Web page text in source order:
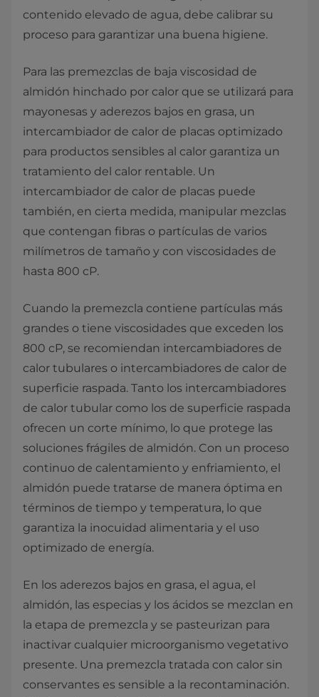
contenido elevado de agua, debe calibrar su
proceso para garantizar una buena higiene.
Para las premezclas de baja viscosidad de
almidón hinchado por calor que se utilizará para
mayonesas y aderezos bajos en grasa, un
intercambiador de calor de placas optimizado
para productos sensibles al calor garantiza un
tratamiento del calor rentable. Un
intercambiador de calor de placas puede
también, en cierta medida, manipular mezclas
que contengan fibras o partículas de varios
milímetros de tamaño y con viscosidades de
hasta 800 cP.
Cuando la premezcla contiene partículas más
grandes o tiene viscosidades que exceden los
800 cP, se recomiendan intercambiadores de
calor tubulares o intercambiadores de calor de
superficie raspada. Tanto los intercambiadores
de calor tubular como los de superficie raspada
ofrecen un corte mínimo, lo que protege las
soluciones frágiles de almidón. Con un proceso
continuo de calentamiento y enfriamiento, el
almidón puede tratarse de manera óptima en
términos de tiempo y temperatura, lo que
garantiza la inocuidad alimentaria y el uso
optimizado de energía.
En los aderezos bajos en grasa, el agua, el
almidón, las especias y los ácidos se mezclan en
la etapa de premezcla y se pasteurizan para
inactivar cualquier microorganismo vegetativo
presente. Una premezcla tratada con calor sin
conservantes es sensible a la recontaminación.